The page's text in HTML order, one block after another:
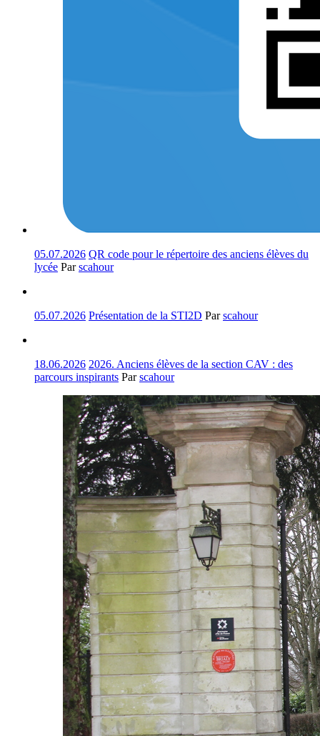
05.07.2026 QR code pour le répertoire des anciens élèves du
lycée Parscahour
05.07.2026 Présentation de la STI2D Parscahour
18.06.2026 2026. Anciens élèves de la section CAV : des
parcours inspirants Parscahour